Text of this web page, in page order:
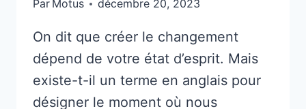
Par Motus décembre 20, 2023
On dit que créer le changement
dépend de votre état d’esprit. Mais
existe-t-il un terme en anglais pour
désigner le moment où nous